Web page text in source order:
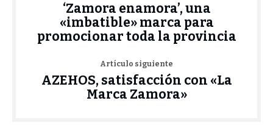
‘Zamora enamora’, una
«imbatible» marca para
promocionar toda la provincia
Artículo siguiente
AZEHOS, satisfacción con «La
Marca Zamora»